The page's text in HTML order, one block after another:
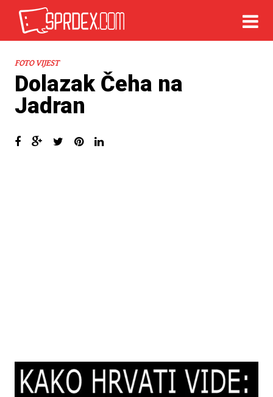
FOTO VIJEST
Dolazak Čeha na
Jadran